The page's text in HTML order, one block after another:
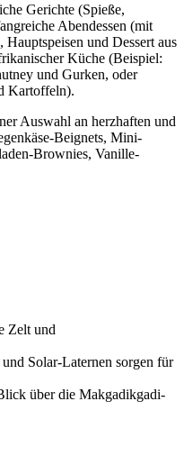
Gerichte (Spieße,
Abendessen (mit
und Dessert aus
Küche (Beispiel:
und Gurken, oder
Kartoffeln).
Auswahl an herzhaften und
Beignets, Mini-
Brownies, Vanille-
Zelt und
Solar-Laternen sorgen für
über die Makgadikgadi-